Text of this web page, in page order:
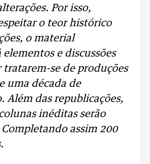
Por isso,
o teor histórico
o material
elementos e discussões
tratarem-se de produções
uma década de
Além das republicações,
inéditas serão
assim 200